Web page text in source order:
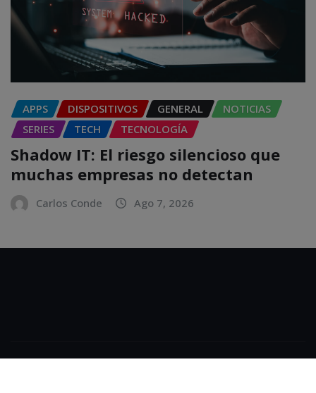
APPS DISPOSITIVOS GENERAL
NOTICIAS
SERIES
TECH TECNOLOGÍA
Shadow IT: El riesgo silencioso que
muchas empresas no detectan
Carlos Conde Ago 7, 2026